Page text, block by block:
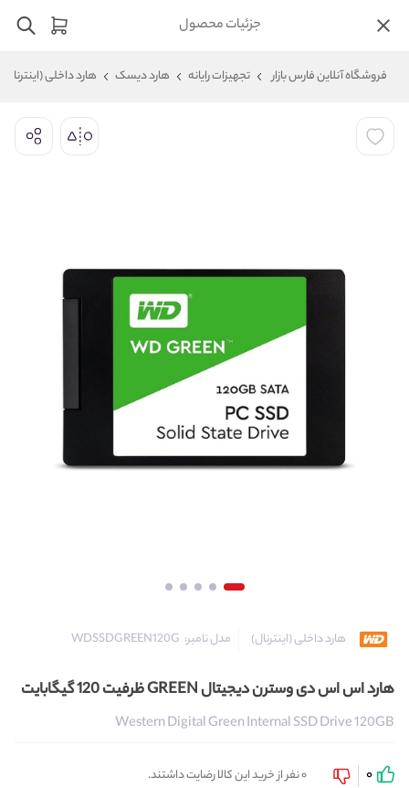
جزئیات محصول
فروشگاه آنلاین فارس بازار تجهیزات رایانه هارد دیسک هارد داخلی (اینترنال)
هارد داخلی (اینترنال) مدل نامبر: WDSSDGREEN120G
هارد اس اس دی وسترن دیجیتال GREEN ظرفیت 120 گیگابایت
Western Digital Green Internal SSD Drive 120GB
0
0 نفر از خرید این کالا رضایت داشتند.